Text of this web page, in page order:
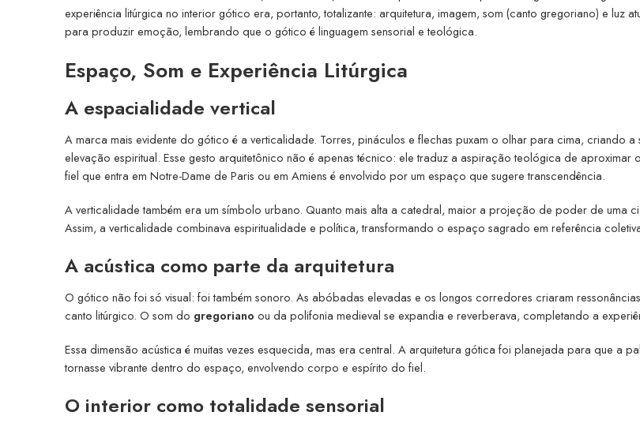
experiência litúrgica no interior gótico era, portanto, totalizante: arquitetura, imagem, som (canto gregoriano) e luz
para produzir emoção, lembrando que o gótico é linguagem sensorial e teológica.
Espaço, Som e Experiência Litúrgica
A espacialidade vertical
A marca mais evidente do gótico é a verticalidade. Torres, pináculos e flechas puxam o olhar para cima, criando a
elevação espiritual. Esse gesto arquitetônico não é apenas técnico: ele traduz a aspiração teológica de aproximar
fiel que entra em Notre-Dame de Paris ou em Amiens é envolvido por um espaço que sugere transcendência.
A verticalidade também era um símbolo urbano. Quanto mais alta a catedral, maior a projeção de poder de uma
Assim, a verticalidade combinava espiritualidade e política, transformando o espaço sagrado em referência
A acústica como parte da arquitetura
O gótico não foi só visual: foi também sonoro. As abóbadas elevadas e os longos corredores criaram
canto litúrgico. O som do gregoriano ou da polifonia medieval se expandia e reverberava, completando a
Essa dimensão acústica é muitas vezes esquecida, mas era central. A arquitetura gótica foi planejada para que a
tornasse vibrante dentro do espaço, envolvendo corpo e espírito do fiel.
O interior como totalidade sensorial